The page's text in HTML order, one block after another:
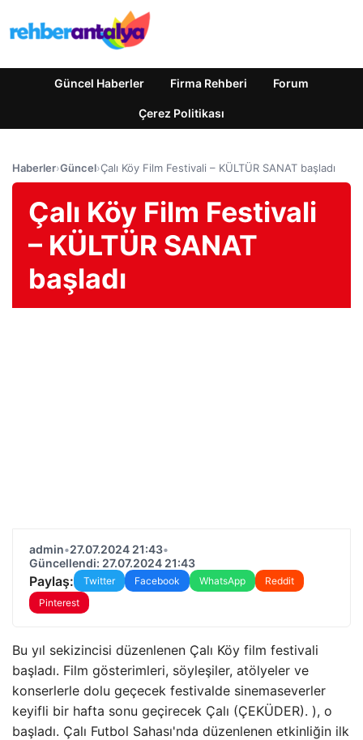
Güncel Haberler Firma Rehberi Forum
Çerez Politikası
Haberler›Güncel›Çalı Köy Film Festivali – KÜLTÜR SANAT başladı
Çalı Köy Film Festivali
– KÜLTÜR SANAT
başladı
admin•27.07.2024 21:43•
Güncellendi: 27.07.2024 21:43
Paylaş: Twitter Facebook WhatsApp
Reddit
Pinterest
Bu yıl sekizincisi düzenlenen Çalı Köy film festivali
başladı. Film gösterimleri, söyleşiler, atölyeler ve
konserlerle dolu geçecek festivalde sinemaseverler
keyifli bir hafta sonu geçirecek Çalı (ÇEKÜDER). ), o
başladı. Çalı Futbol Sahası'nda düzenlenen etkinliğin ilk